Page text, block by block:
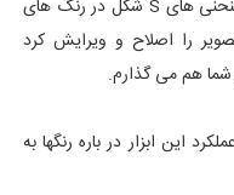
گرفتم کمی در این باره که چگونه با ایجاد منحنی های S شکل در رنگ های
را اصلاح و ویرایش کرد
هم می گذارم.
این ابزار در باره رنگها به